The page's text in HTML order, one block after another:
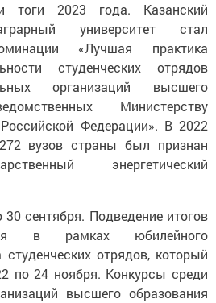
тоги 2023 года. Казанский
университет стал
«Лучшая практика
студенческих отрядов
организаций высшего
Министерству
Федерации». В 2022
вузов страны был признан
энергетический
сентября. Подведение итогов
в рамках юбилейного
студенческих отрядов, который
по 24 ноября. Конкурсы среди
высшего образования